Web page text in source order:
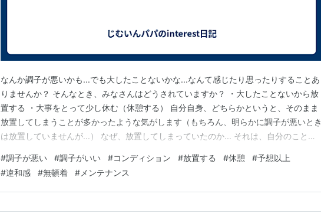
なんか調子が悪いかも...でも大したことないかな...なんて感じたり思ったりすることあ
りませんか？ そんなとき、みなさんはどうされていますか？ ・大したことないから放
置する ・大事をとって少し休む（休憩する） 自分自身、どちらかというと、そのまま
放置してしまうことが多かったような気がします（もちろん、明らかに調子が悪いとき
は放置していませんが...） なぜ、放置してしまっていたのか... それは、自分のことは
軽く考えてしまっていたのかもしれません... でも最近になって感じることがあります...
後悔したことがあります…
#調子が悪い #調子がいい #コンディション #放置する #休憩 #予想以上
#違和感 #無頓着 # メンテナンス